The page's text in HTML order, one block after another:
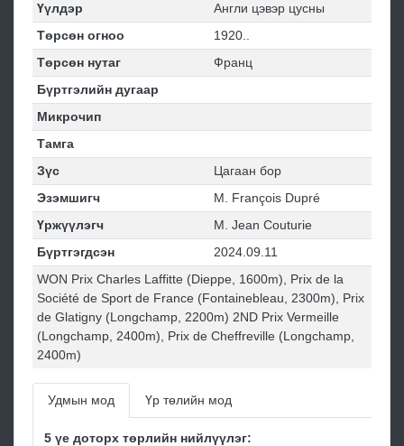
Үүлдэр
Англи цэвэр цусны
Төрсөн огноо
1920..
Төрсөн нутаг
Франц
Бүртгэлийн дугаар
Микрочип
Тамга
Зүс
Цагаан бор
Эзэмшигч
M. François Dupré
Үржүүлэгч
M. Jean Couturie
Бүртгэгдсэн
2024.09.11
WON Prix Charles Laffitte (Dieppe, 1600m), Prix de la
Société de Sport de France (Fontainebleau, 2300m), Prix
de Glatigny (Longchamp, 2200m) 2ND Prix Vermeille
(Longchamp, 2400m), Prix de Cheffreville (Longchamp,
2400m)
Удмын мод Үр төлийн мод
5 үе доторх төрлийн нийлүүлэг: